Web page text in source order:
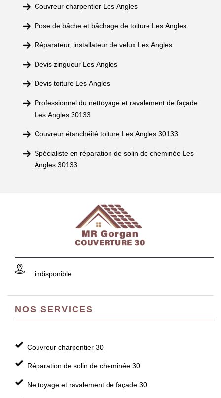
Couvreur charpentier Les Angles
Pose de bâche et bâchage de toiture Les Angles
Réparateur, installateur de velux Les Angles
Devis zingueur Les Angles
Devis toiture Les Angles
Professionnel du nettoyage et ravalement de façade
Les Angles 30133
Couvreur étanchéité toiture Les Angles 30133
Spécialiste en réparation de solin de cheminée Les
Angles 30133
indisponible
NOS SERVICES
Couvreur charpentier 30
Réparation de solin de cheminée 30
Nettoyage et ravalement de façade 30